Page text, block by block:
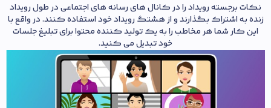
نکات برجسته رویداد را در کانال های رسانه های اجتماعی در طول رویداد
زنده به اشتراک بگذارند و از هشتگ رویداد خود استفاده کنند. در واقع با
این کار شما هر مخاطب را به یک تولید کننده محتوا برای تبلیغ جلسات
خود تبدیل می کنید.